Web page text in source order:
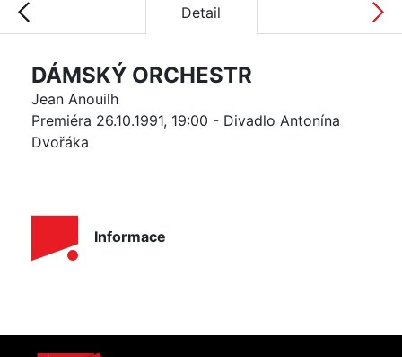
Detail
DÁMSKÝ ORCHESTR
Jean Anouilh
Premiéra 26.10.1991, 19:00 - Divadlo Antonína
Dvořáka
Informace